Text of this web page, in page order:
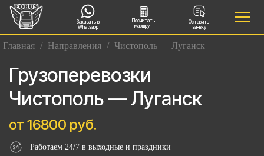
Заказать в
Whatsapp
Посчитать
маршрут
Оставить
заявку
Главная / Направления / Чистополь — Луганск
Грузоперевозки
Чистополь — Луганск
от 16800 руб.
Работаем 24/7 в выходные и праздники